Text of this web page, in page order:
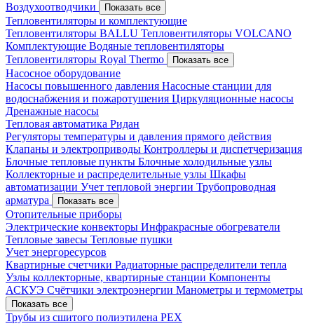
Воздухоотводчики
Показать все
Тепловентиляторы и комплектующие
Тепловентиляторы BALLU Тепловентиляторы VOLCANO
Комплектующие Водяные тепловентиляторы
Тепловентиляторы Royal Thermo
Показать все
Насосное оборудование
Насосы повышенного давления Насосные станции для
водоснабжения и пожаротушения Циркуляционные насосы
Дренажные насосы
Тепловая автоматика Ридан
Регуляторы температуры и давления прямого действия
Клапаны и электроприводы Контроллеры и диспетчеризация
Блочные тепловые пункты Блочные холодильные узлы
Коллекторные и распределительные узлы Шкафы
автоматизации Учет тепловой энергии Трубопроводная
арматура
Показать все
Отопительные приборы
Электрические конвекторы Инфракрасные обогреватели
Тепловые завесы Тепловые пушки
Учет энергоресурсов
Квартирные счетчики Радиаторные распределители тепла
Узлы коллекторные, квартирные станции Компоненты
АСКУЭ Счётчики электроэнергии Манометры и термометры
Показать все
Трубы из сшитого полиэтилена PEX